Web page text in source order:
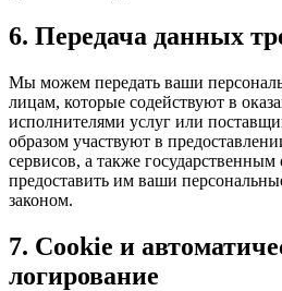
6. Передача данных
Мы можем передать ваши
лицам, которые содействуют в
исполнителями услуг или
образом участвуют в
сервисов, а также
предоставить им ваши
законом.
7. Cookie и
логирование